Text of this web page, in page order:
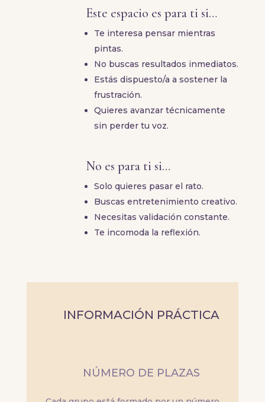
Este espacio es para ti si…
Te interesa pensar mientras
pintas.
No buscas resultados inmediatos.
Estás dispuesto/a a sostener la
frustración.
Quieres avanzar técnicamente
sin perder tu voz.
No es para ti si…
Solo quieres pasar el rato.
Buscas entretenimiento creativo.
Necesitas validación constante.
Te incomoda la reflexión.
INFORMACIÓN PRÁCTICA
NÚMERO DE PLAZAS